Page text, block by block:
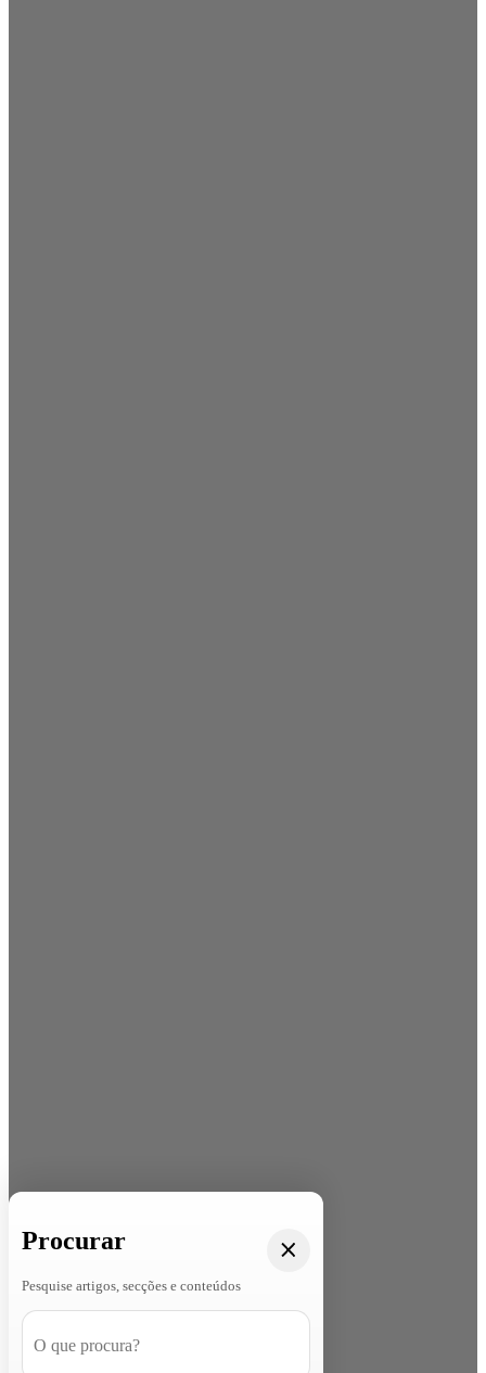
Procurar
Pesquise artigos, secções e conteúdos